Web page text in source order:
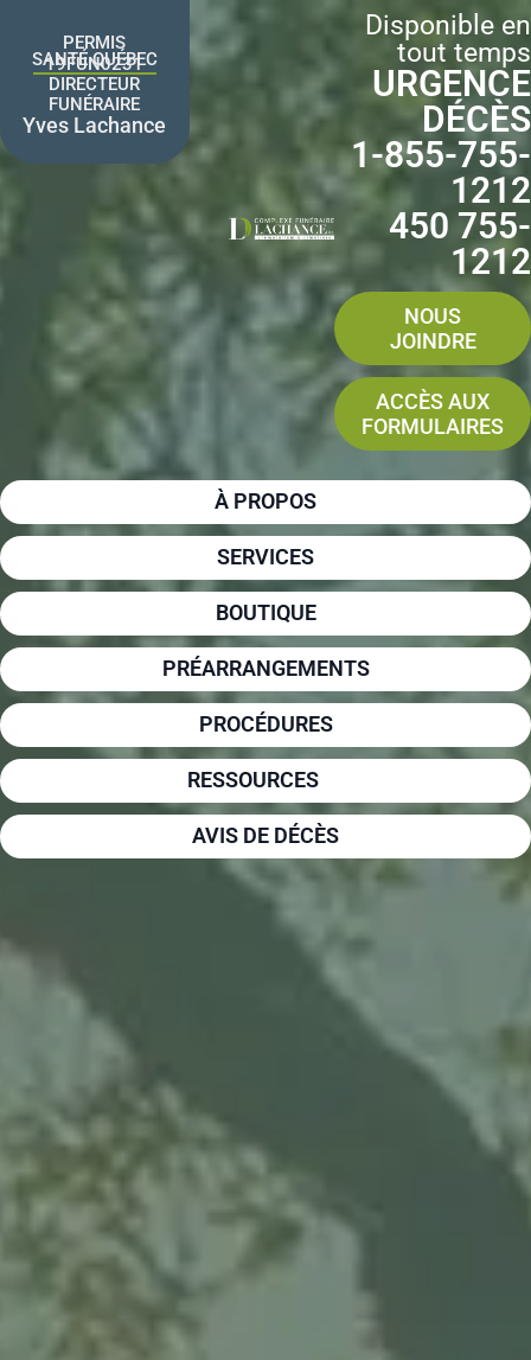
contenuPERMIS
SANTÉ QUÉBEC
19FUN0231
DIRECTEUR
FUNÉRAIRE
Yves Lachance
Disponible en
tout temps
URGENCE
DÉCÈS
1-855-755-
1212
450 755-
1212
NOUS
JOINDRE
ACCÈS AUX
FORMULAIRES
À PROPOS
SERVICES
BOUTIQUE
PRÉARRANGEMENTS
PROCÉDURES
RESSOURCES
AVIS DE DÉCÈS